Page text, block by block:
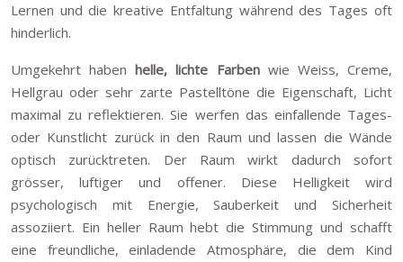
Lernen und die kreative Entfaltung während des Tages oft
hinderlich.
Umgekehrt habenhelle, lichte Farbenwie Weiss, Creme,
Hellgrau oder sehr zarte Pastelltöne die Eigenschaft, Licht
maximal zu reflektieren. Sie werfen das einfallende Tages-
oder Kunstlicht zurück in den Raum und lassen die Wände
optisch zurücktreten. Der Raum wirkt dadurch sofort
grösser, luftiger und offener. Diese Helligkeit wird
psychologisch mit Energie, Sauberkeit und Sicherheit
assoziiert. Ein heller Raum hebt die Stimmung und schafft
eine freundliche, einladende Atmosphäre, die dem Kind